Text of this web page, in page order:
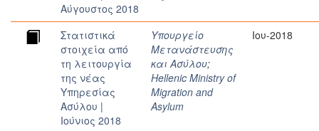
Αύγουστος 2018
Στατιστικά
στοιχεία από
τη λειτουργία
της νέας
Υπηρεσίας
Ασύλου |
Ιούνιος 2018
Υπουργείο
Μετανάστευσης
και Ασύλου;
Hellenic Ministry of
Migration and
Asylum
Ιου-2018